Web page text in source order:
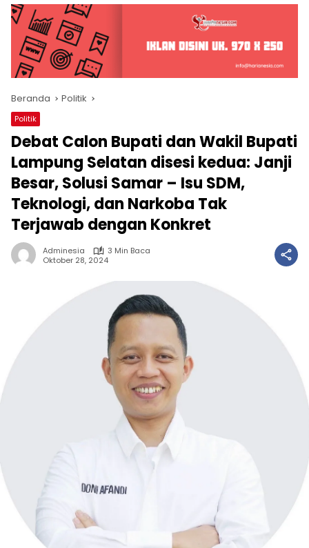
Beranda Politik
Politik
Debat Calon Bupati dan Wakil Bupati
Lampung Selatan disesi kedua: Janji
Besar, Solusi Samar – Isu SDM,
Teknologi, dan Narkoba Tak
Terjawab dengan Konkret
Adminesia
3 Min Baca
Oktober 28, 2024